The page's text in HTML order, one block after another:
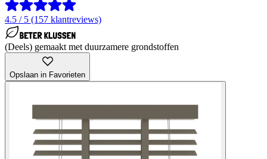
4.5 / 5 (157 klantreviews)
(Deels) gemaakt met duurzamere grondstoffen
Opslaan in Favorieten